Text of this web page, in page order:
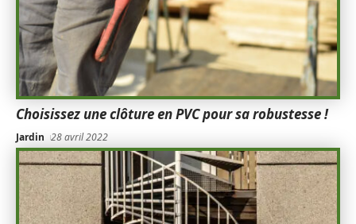
Choisissez une clôture en PVC pour sa robustesse !
Jardin 28 avril 2022